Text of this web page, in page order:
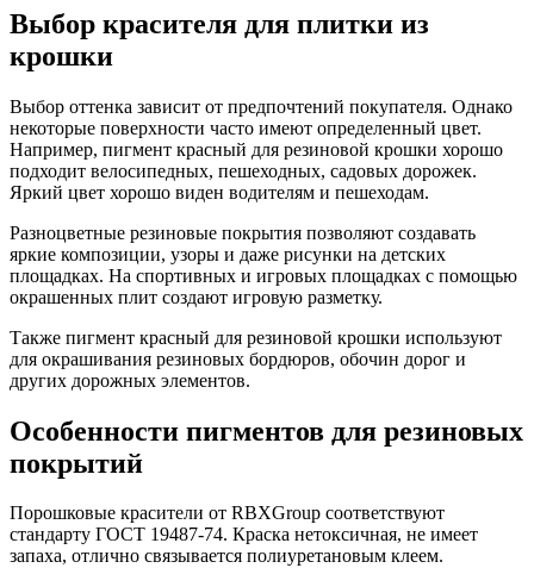
Выбор красителя для плитки из
крошки
Выбор оттенка зависит от предпочтений покупателя. Однако
некоторые поверхности часто имеют определенный цвет.
Например, пигмент красный для резиновой крошки хорошо
подходит велосипедных, пешеходных, садовых дорожек.
Яркий цвет хорошо виден водителям и пешеходам.
Разноцветные резиновые покрытия позволяют создавать
яркие композиции, узоры и даже рисунки на детских
площадках. На спортивных и игровых площадках с помощью
окрашенных плит создают игровую разметку.
Также пигмент красный для резиновой крошки используют
для окрашивания резиновых бордюров, обочин дорог и
других дорожных элементов.
Особенности пигментов для резиновых
покрытий
Порошковые красители от RBXGroup соответствуют
стандарту ГОСТ 19487-74. Краска нетоксичная, не имеет
запаха, отлично связывается полиуретановым клеем.